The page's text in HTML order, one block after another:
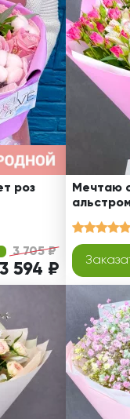
Подруге
Сестре
Брату
Врачу
Коллеге
Бабушке
Дедушке
роз
3 705 ₽
594 ₽
Мечтаю